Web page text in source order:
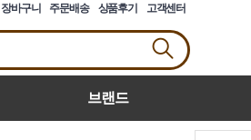
장바구니 주문배송 상품후기 고객센터
브랜드